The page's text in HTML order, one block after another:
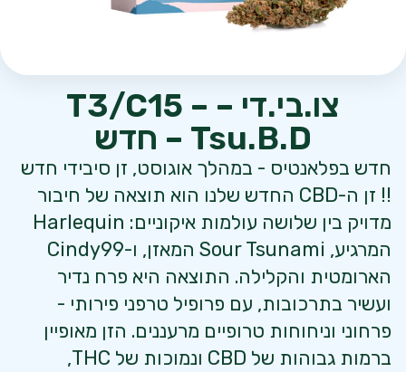
צו.בי.די – T3/C15 –
Tsu.B.D – חדש
חדש בפלאנטיס - במהלך אוגוסט, זן סיבידי חדש
!! זן ה-CBD החדש שלנו הוא תוצאה של חיבור
מדויק בין שלושה עולמות איקוניים: Harlequin
המרגיע, Sour Tsunami המאזן, ו-Cindy99
הארומטית והקלילה. התוצאה היא פרח נדיר
ועשיר בתרכובות, עם פרופיל טרפני פירותי -
פרחוני וניחוחות טרופיים מרעננים. הזן מאופיין
ברמות גבוהות של CBD ונמוכות של THC,